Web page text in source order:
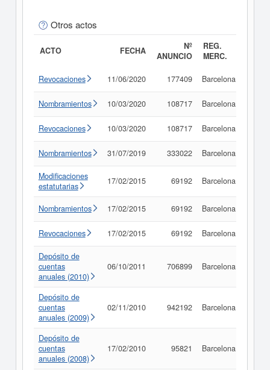
Otros actos
ACTO FECHA
Nº
ANUNCIO
REG.
MERC.
Revocaciones 11/06/2020 177409 Barcelona
Nombramientos 10/03/2020 108717 Barcelona
Revocaciones 10/03/2020 108717 Barcelona
Nombramientos 31/07/2019 333022 Barcelona
Modificaciones
estatutarias
17/02/2015 69192 Barcelona
Nombramientos 17/02/2015 69192 Barcelona
Revocaciones 17/02/2015 69192 Barcelona
Depósito de
cuentas
anuales (2010)
06/10/2011 706899 Barcelona
Depósito de
cuentas
anuales (2009)
02/11/2010 942192 Barcelona
Depósito de
cuentas
anuales (2008)
17/02/2010 95821 Barcelona